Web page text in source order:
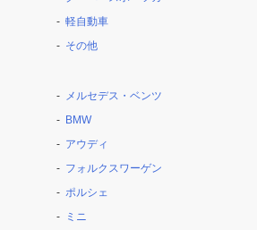
軽自動車
その他
メルセデス・ベンツ
BMW
アウディ
フォルクスワーゲン
ポルシェ
ミニ